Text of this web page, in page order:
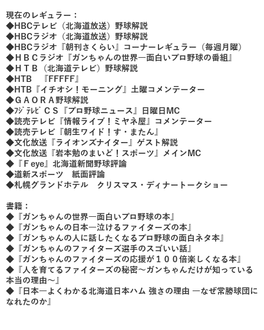
現在のレギュラー：
◆HBCテレビ（北海道放送）野球解説
◆HBCラジオ（北海道放送）野球解説
◆HBCラジオ『朝刊さくらい』コーナーレギュラー（毎週月曜）
◆ＨＢＣラジオ『ガンちゃんの世界一面白いプロ野球の番組』
◆ＨＴＢ（北海道テレビ）野球解説
◆HTB 『FFFFF』
◆HTB『イチオシ！モーニング』土曜コメンテーター
◆ＧＡＯＲＡ野球解説
◆ﾌｼﾞﾃﾚﾋﾞＣＳ『プロ野球ニュース』日曜日MC
◆読売テレビ『情報ライブ！ミヤネ屋』コメンテーター
◆読売テレビ『朝生ワイド！す・またん』
◆文化放送『ライオンズナイター』ゲスト解説
◆文化放送『岩本勉のまいど！スポーツ』メインMC
◆『Ｆeye』北海道新聞野球評論
◆道新スポーツ 紙面評論
◆札幌グランドホテル クリスマス・ディナートークショー
書籍：
◆『ガンちゃんの世界一面白いプロ野球の本』
◆『ガンちゃんの日本一泣けるファイターズの本』
◆『ガンちゃんの人に話したくなるプロ野球の面白ネタ本』
◆『ガンちゃんのファイターズ選手のスゴいい話』
◆『ガンちゃんのファイターズの応援が１００倍楽しくなる本』
◆『人を育てるファイターズの秘密～ガンちゃんだけが知っている
本当の理由～』
◆『日本一よくわかる北海道日本ハム 強さの理由 ―なぜ常勝球団に
なれたのか』